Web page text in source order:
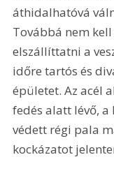
áthidalhatóvá
Továbbá nem
elszállíttatni a
időre tartós és
épületet. Az acél
fedés alatt lévő,
védett régi pala
kockázatot